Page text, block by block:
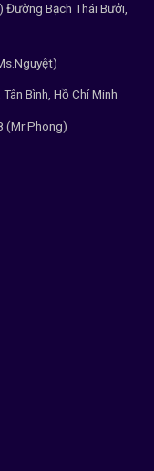
Đường Bạch Thái Bưởi,
Bình, Hồ Chí Minh
(Mr.Phong)